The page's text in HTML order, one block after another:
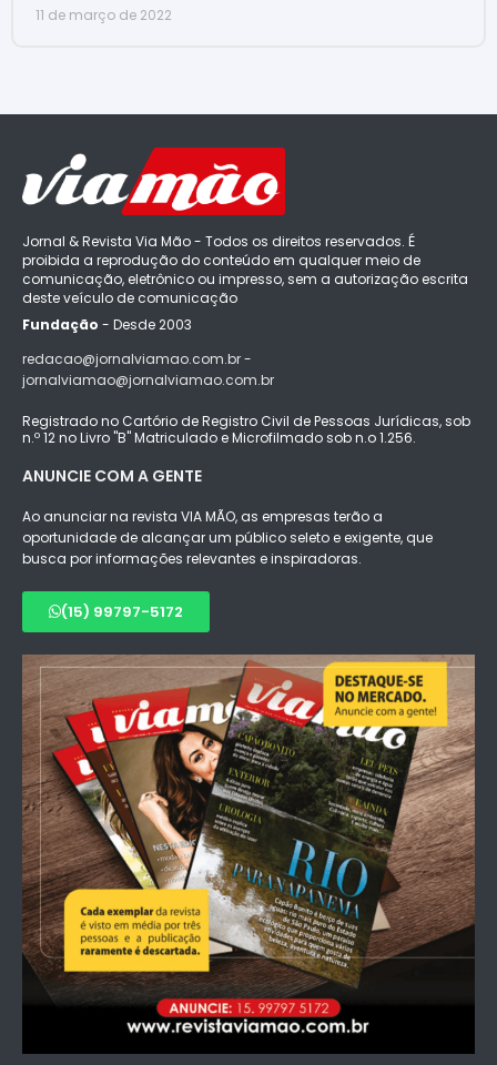
11 de março de 2022
Jornal & Revista Via Mão - Todos os direitos reservados. É
proibida a reprodução do conteúdo em qualquer meio de
comunicação, eletrônico ou impresso, sem a autorização escrita
deste veículo de comunicação
Fundação - Desde 2003
redacao@jornalviamao.com.br -
jornalviamao@jornalviamao.com.br
Registrado no Cartório de Registro Civil de Pessoas Jurídicas, sob
n.º 12 no Livro "B" Matriculado e Microfilmado sob n.o 1.256.
ANUNCIE COM A GENTE
Ao anunciar na revista VIA MÃO, as empresas terão a
oportunidade de alcançar um público seleto e exigente, que
busca por informações relevantes e inspiradoras.
(15) 99797-5172